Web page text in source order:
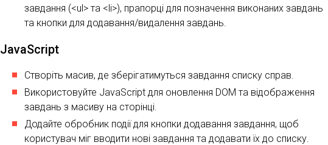
завдання (<ul> та <li>), прапорці для позначення виконаних завдань
та кнопки для додавання/видалення завдань.
JavaScript
Створіть масив, де зберігатимуться завдання списку справ.
Використовуйте JavaScript для оновлення DOM та відображення
завдань з масиву на сторінці.
Додайте обробник події для кнопки додавання завдання, щоб
користувач міг вводити нові завдання та додавати їх до списку.